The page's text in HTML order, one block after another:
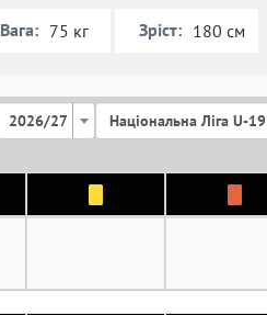
Вага: 75 кг Зріст: 180 см
2026/27 Національна Ліга U-19